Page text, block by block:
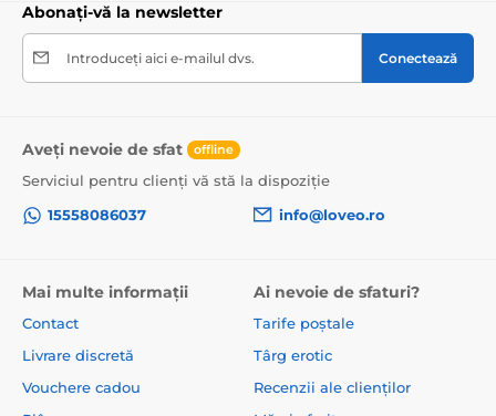
Abonați-vă la newsletter
Introduceți aici e-mailul dvs. Conectează
Aveți nevoie de sfat offline
Serviciul pentru clienți vă stă la dispoziție
15558086037
info@loveo.ro
Mai multe informații
Contact
Livrare discretă
Vouchere cadou
Ai nevoie de sfaturi?
Tarife poștale
Târg erotic
Recenzii ale clienților